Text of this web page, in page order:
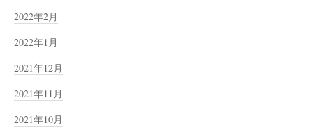
2022年2月
2022年1月
2021年12月
2021年11月
2021年10月